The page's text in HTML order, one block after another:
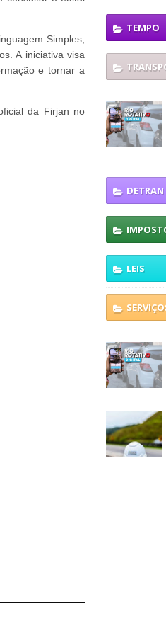
Simples,
A iniciativa visa
e tornar a
da Firjan no
TEMPO
DETRAN
LEIS